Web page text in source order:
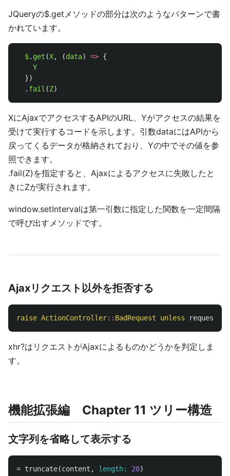
JQueryの$.getメソッドの部分は次のようなパターンで書
かれています。
$. get (X, (data) => {
Y
})
. fail (Z)
XにAjaxでアクセスするAPIのURL、Yがアクセスの結果を
受けて実行するコードを示します。引数dataにはAPIから
戻ってくるデータが格納されており、Yの中でその値を参
照できます。
.fail(Z)を指定すると、Ajaxによるアクセスに失敗したと
きにZが実行されます。
window.setIntervalは第一引数に指定した関数を一定間隔
で呼び出すメソッドです。
Ajaxリクエスト以外を拒否する
raise ActionController:: BadRequest unless request
xhr?はリクエストがAjaxによるものかどうかを判定しま
す。
機能拡張編 Chapter 11 ツリー構造
文字列を省略して表示する
= truncate(content , length: 20)